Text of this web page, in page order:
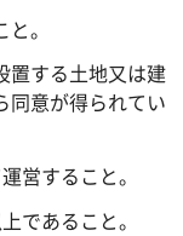
。
置する土地又は建
同意が得られてい
営すること。
であること。